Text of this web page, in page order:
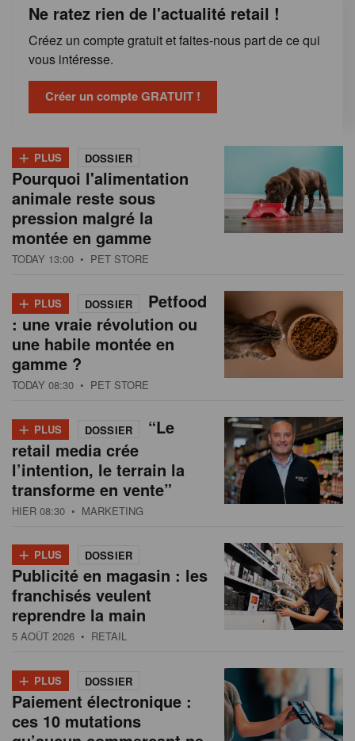
Ne ratez rien de l'actualité retail !
Créez un compte gratuit et faites-nous part de ce qui
vous intéresse.
Créer un compte GRATUIT !
+ PLUS DOSSIER
Pourquoi l'alimentation
animale reste sous
pression malgré la
montée en gamme
TODAY 13:00 • PET STORE
+ PLUS DOSSIER
Petfood
: une vraie révolution ou
une habile montée en
gamme ?
TODAY 08:30 • PET STORE
+ PLUS DOSSIER
“Le
retail media crée
l’intention, le terrain la
transforme en vente”
HIER 08:30 • MARKETING
+ PLUS DOSSIER
Publicité en magasin : les
franchisés veulent
reprendre la main
5 AOÛT 2026 • RETAIL
+ PLUS DOSSIER
Paiement électronique :
ces 10 mutations